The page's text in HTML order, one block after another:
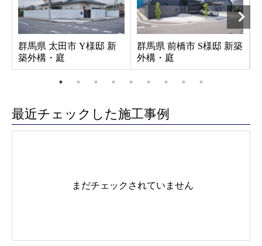
群馬県 太田市 Y様邸 新
築外構・庭
群馬県 前橋市 S様邸 新築
外構・庭
最近チェックした施工事例
まだチェックされていません